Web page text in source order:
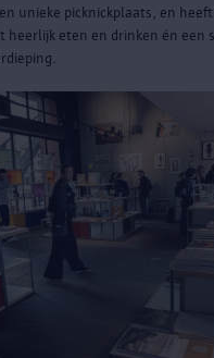
unieke picknickplaats, en
heerlijk eten en drinken én een